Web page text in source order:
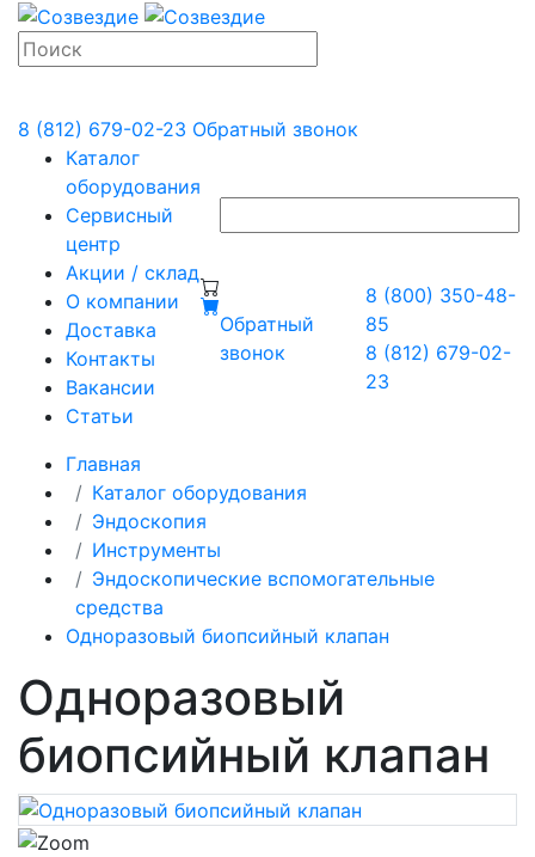
8 (812) 679-02-23 Обратный звонок
Каталог
оборудования
Сервисный
центр
Акции / склад
О компании
Доставка
Контакты
Вакансии
Статьи
Обратный
звонок
8 (800) 350-48-
85
8 (812) 679-02-
23
Главная
Каталог оборудования
Эндоскопия
Инструменты
Эндоскопические вспомогательные
средства
Одноразовый биопсийный клапан
Одноразовый
биопсийный клапан